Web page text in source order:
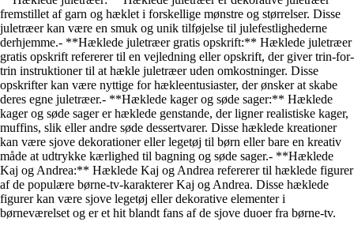
fremstillet af garn og hæklet i forskellige mønstre og størrelser. Disse
juletræer kan være en smuk og unik tilføjelse til julefestlighederne
derhjemme.- **Hæklede juletræer gratis opskrift:** Hæklede juletræer
gratis opskrift refererer til en vejledning eller opskrift, der giver trin-for-
trin instruktioner til at hækle juletræer uden omkostninger. Disse
opskrifter kan være nyttige for hækleentusiaster, der ønsker at skabe
deres egne juletræer.- **Hæklede kager og søde sager:** Hæklede
kager og søde sager er hæklede genstande, der ligner realistiske kager,
muffins, slik eller andre søde dessertvarer. Disse hæklede kreationer
kan være sjove dekorationer eller legetøj til børn eller bare en kreativ
måde at udtrykke kærlighed til bagning og søde sager.- **Hæklede
Kaj og Andrea:** Hæklede Kaj og Andrea refererer til hæklede figurer
af de populære børne-tv-karakterer Kaj og Andrea. Disse hæklede
figurer kan være sjove legetøj eller dekorative elementer i
børneværelset og er et hit blandt fans af de sjove duoer fra børne-tv.